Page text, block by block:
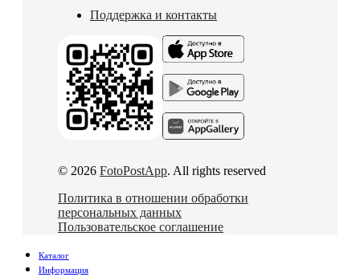
Поддержка и контакты
© 2026 FotoPostApp. All rights reserved
Политика в отношении обработки
персональных данных
Пользовательское соглашение
Каталог
Информация